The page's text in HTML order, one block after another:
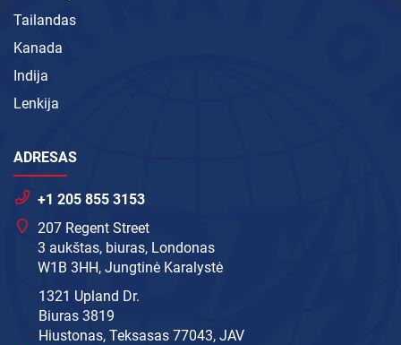
Tailandas
Kanada
Indija
Lenkija
ADRESAS
+1 205 855 3153
207 Regent Street
3 aukštas, biuras, Londonas
W1B 3HH, Jungtinė Karalystė
1321 Upland Dr.
Biuras 3819
Hiustonas, Teksasas 77043, JAV